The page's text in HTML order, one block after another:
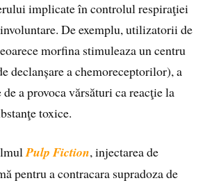
implicate în controlul respiraţiei
De exemplu, utilizatorii de
morfina stimuleaza un centru
declanșare a chemoreceptorilor), a
a provoca vărsături ca reacţie la
toxice.
Pulp Fiction, injectarea de
pentru a contracara supradoza de